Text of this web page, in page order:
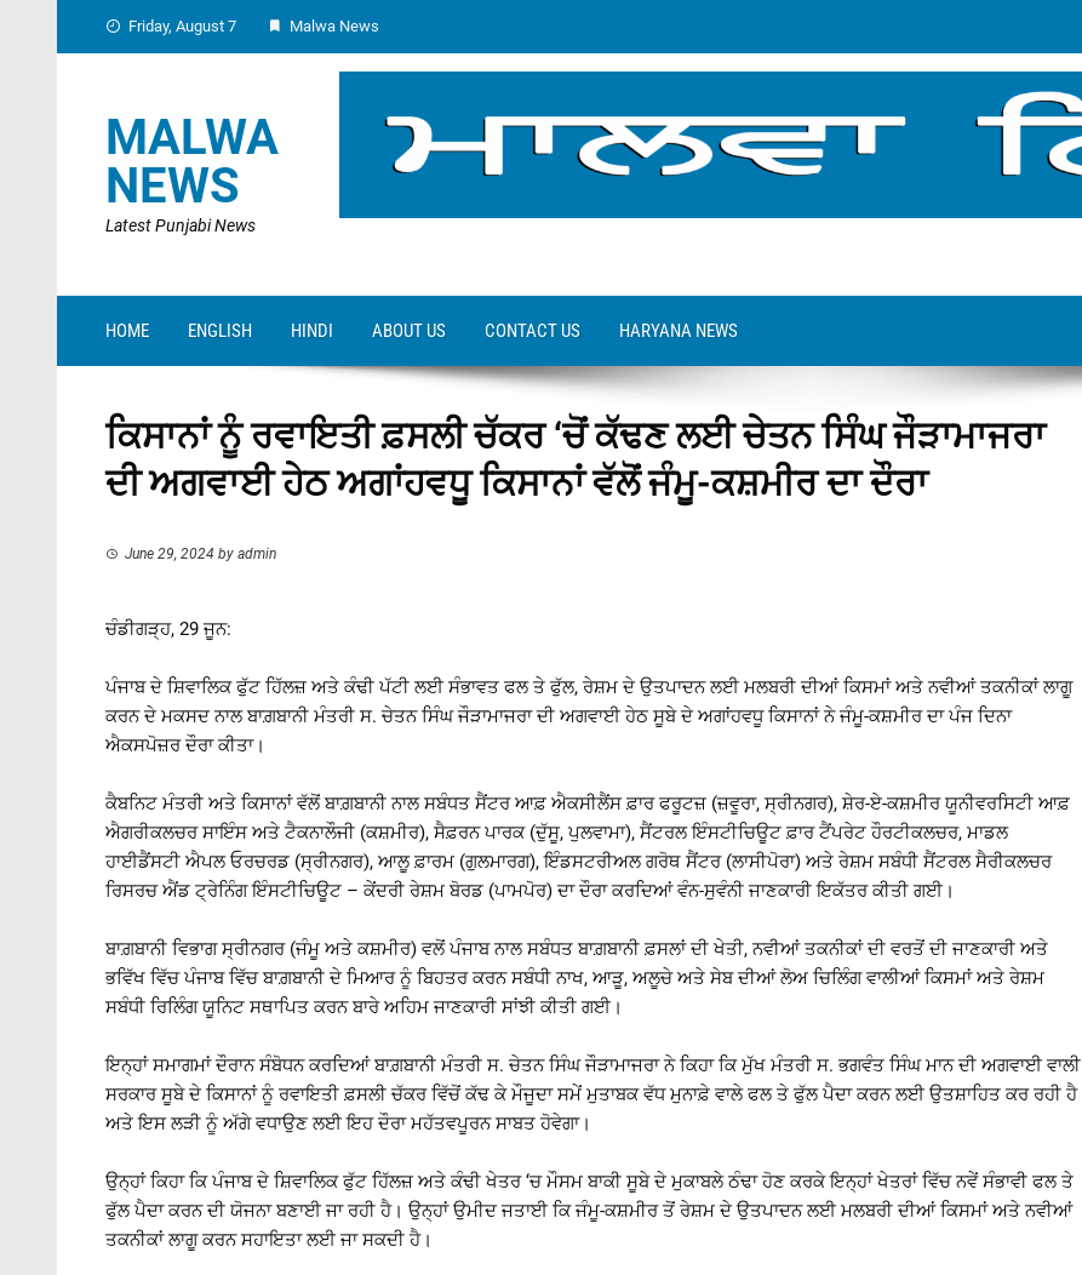
Friday, August 7 Malwa News
MALWA
NEWS
Latest Punjabi News
HOME ENGLISH HINDI ABOUT US CONTACT US HARYANA NEWS
ਕਿਸਾਨਾਂ ਨੂੰ ਰਵਾਇਤੀ ਫ਼ਸਲੀ ਚੱਕਰ ‘ਚੋਂ ਕੱਢਣ ਲਈ ਚੇਤਨ ਸਿੰਘ ਜੌੜਾਮਾਜਰਾ
ਦੀ ਅਗਵਾਈ ਹੇਠ ਅਗਾਂਹਵਧੂ ਕਿਸਾਨਾਂ ਵੱਲੋਂ ਜੰਮੂ-ਕਸ਼ਮੀਰ ਦਾ ਦੌਰਾ
June 29, 2024 by admin
ਚੰਡੀਗੜ੍ਹ, 29 ਜੂਨ:
ਪੰਜਾਬ ਦੇ ਸ਼ਿਵਾਲਿਕ ਫੁੱਟ ਹਿੱਲਜ਼ ਅਤੇ ਕੰਢੀ ਪੱਟੀ ਲਈ ਸੰਭਾਵਤ ਫਲ ਤੇ ਫੁੱਲ, ਰੇਸ਼ਮ ਦੇ ਉਤਪਾਦਨ ਲਈ ਮਲਬਰੀ ਦੀਆਂ ਕਿਸਮਾਂ ਅਤੇ ਨਵੀਆਂ ਤਕਨੀਕਾਂ ਲਾਗੂ
ਕਰਨ ਦੇ ਮਕਸਦ ਨਾਲ ਬਾਗ਼ਬਾਨੀ ਮੰਤਰੀ ਸ. ਚੇਤਨ ਸਿੰਘ ਜੌੜਾਮਾਜਰਾ ਦੀ ਅਗਵਾਈ ਹੇਠ ਸੂਬੇ ਦੇ ਅਗਾਂਹਵਧੂ ਕਿਸਾਨਾਂ ਨੇ ਜੰਮੂ-ਕਸ਼ਮੀਰ ਦਾ ਪੰਜ ਦਿਨਾ
ਐਕਸਪੋਜ਼ਰ ਦੌਰਾ ਕੀਤਾ।
ਕੈਬਨਿਟ ਮੰਤਰੀ ਅਤੇ ਕਿਸਾਨਾਂ ਵੱਲੋਂ ਬਾਗ਼ਬਾਨੀ ਨਾਲ ਸਬੰਧਤ ਸੈਂਟਰ ਆਫ਼ ਐਕਸੀਲੈਂਸ ਫ਼ਾਰ ਫਰੂਟਜ਼ (ਜ਼ਵੂਰਾ, ਸ੍ਰੀਨਗਰ), ਸ਼ੇਰ-ਏ-ਕਸ਼ਮੀਰ ਯੂਨੀਵਰਸਿਟੀ ਆਫ਼
ਐਗਰੀਕਲਚਰ ਸਾਇੰਸ ਅਤੇ ਟੈਕਨਾਲੌਜੀ (ਕਸ਼ਮੀਰ), ਸੈਫ਼ਰਨ ਪਾਰਕ (ਦੁੱਸੂ, ਪੁਲਵਾਮਾ), ਸੈਂਟਰਲ ਇੰਸਟੀਚਿਊਟ ਫ਼ਾਰ ਟੈਂਪਰੇਟ ਹੌਰਟੀਕਲਚਰ, ਮਾਡਲ
ਹਾਈਡੈਂਸਟੀ ਐਪਲ ਓਰਚਰਡ (ਸ੍ਰੀਨਗਰ), ਆਲੂ ਫ਼ਾਰਮ (ਗੁਲਮਾਰਗ), ਇੰਡਸਟਰੀਅਲ ਗਰੋਥ ਸੈਂਟਰ (ਲਾਸੀਪੋਰਾ) ਅਤੇ ਰੇਸ਼ਮ ਸਬੰਧੀ ਸੈਂਟਰਲ ਸੈਰੀਕਲਚਰ
ਰਿਸਰਚ ਐਂਡ ਟ੍ਰੇਨਿੰਗ ਇੰਸਟੀਚਿਊਟ – ਕੇਂਦਰੀ ਰੇਸ਼ਮ ਬੋਰਡ (ਪਾਮਪੋਰ) ਦਾ ਦੌਰਾ ਕਰਦਿਆਂ ਵੰਨ-ਸੁਵੰਨੀ ਜਾਣਕਾਰੀ ਇਕੱਤਰ ਕੀਤੀ ਗਈ।
ਬਾਗ਼ਬਾਨੀ ਵਿਭਾਗ ਸ੍ਰੀਨਗਰ (ਜੰਮੂ ਅਤੇ ਕਸ਼ਮੀਰ) ਵਲੋਂ ਪੰਜਾਬ ਨਾਲ ਸਬੰਧਤ ਬਾਗ਼ਬਾਨੀ ਫ਼ਸਲਾਂ ਦੀ ਖੇਤੀ, ਨਵੀਆਂ ਤਕਨੀਕਾਂ ਦੀ ਵਰਤੋਂ ਦੀ ਜਾਣਕਾਰੀ ਅਤੇ
ਭਵਿੱਖ ਵਿੱਚ ਪੰਜਾਬ ਵਿੱਚ ਬਾਗ਼ਬਾਨੀ ਦੇ ਮਿਆਰ ਨੂੰ ਬਿਹਤਰ ਕਰਨ ਸਬੰਧੀ ਨਾਖ, ਆੜੂ, ਅਲੂਚੇ ਅਤੇ ਸੇਬ ਦੀਆਂ ਲੋਅ ਚਿਲਿੰਗ ਵਾਲੀਆਂ ਕਿਸਮਾਂ ਅਤੇ ਰੇਸ਼ਮ
ਸਬੰਧੀ ਰਿਲਿੰਗ ਯੂਨਿਟ ਸਥਾਪਿਤ ਕਰਨ ਬਾਰੇ ਅਹਿਮ ਜਾਣਕਾਰੀ ਸਾਂਝੀ ਕੀਤੀ ਗਈ।
ਇਨ੍ਹਾਂ ਸਮਾਗਮਾਂ ਦੌਰਾਨ ਸੰਬੋਧਨ ਕਰਦਿਆਂ ਬਾਗ਼ਬਾਨੀ ਮੰਤਰੀ ਸ. ਚੇਤਨ ਸਿੰਘ ਜੌੜਾਮਾਜਰਾ ਨੇ ਕਿਹਾ ਕਿ ਮੁੱਖ ਮੰਤਰੀ ਸ. ਭਗਵੰਤ ਸਿੰਘ ਮਾਨ ਦੀ ਅਗਵਾਈ ਵਾਲੀ
ਸਰਕਾਰ ਸੂਬੇ ਦੇ ਕਿਸਾਨਾਂ ਨੂੰ ਰਵਾਇਤੀ ਫ਼ਸਲੀ ਚੱਕਰ ਵਿੱਚੋਂ ਕੱਢ ਕੇ ਮੌਜੂਦਾ ਸਮੇਂ ਮੁਤਾਬਕ ਵੱਧ ਮੁਨਾਫ਼ੇ ਵਾਲੇ ਫਲ ਤੇ ਫੁੱਲ ਪੈਦਾ ਕਰਨ ਲਈ ਉਤਸ਼ਾਹਿਤ ਕਰ ਰਹੀ ਹੈ
ਅਤੇ ਇਸ ਲੜੀ ਨੂੰ ਅੱਗੇ ਵਧਾਉਣ ਲਈ ਇਹ ਦੌਰਾ ਮਹੱਤਵਪੂਰਨ ਸਾਬਤ ਹੋਵੇਗਾ।
ਉਨ੍ਹਾਂ ਕਿਹਾ ਕਿ ਪੰਜਾਬ ਦੇ ਸ਼ਿਵਾਲਿਕ ਫੁੱਟ ਹਿੱਲਜ਼ ਅਤੇ ਕੰਢੀ ਖੇਤਰ ‘ਚ ਮੌਸਮ ਬਾਕੀ ਸੂਬੇ ਦੇ ਮੁਕਾਬਲੇ ਠੰਢਾ ਹੋਣ ਕਰਕੇ ਇਨ੍ਹਾਂ ਖੇਤਰਾਂ ਵਿੱਚ ਨਵੇਂ ਸੰਭਾਵੀ ਫਲ ਤੇ
ਫੁੱਲ ਪੈਦਾ ਕਰਨ ਦੀ ਯੋਜਨਾ ਬਣਾਈ ਜਾ ਰਹੀ ਹੈ। ਉਨ੍ਹਾਂ ਉਮੀਦ ਜਤਾਈ ਕਿ ਜੰਮੂ-ਕਸ਼ਮੀਰ ਤੋਂ ਰੇਸ਼ਮ ਦੇ ਉਤਪਾਦਨ ਲਈ ਮਲਬਰੀ ਦੀਆਂ ਕਿਸਮਾਂ ਅਤੇ ਨਵੀਆਂ
ਤਕਨੀਕਾਂ ਲਾਗੂ ਕਰਨ ਸਹਾਇਤਾ ਲਈ ਜਾ ਸਕਦੀ ਹੈ।